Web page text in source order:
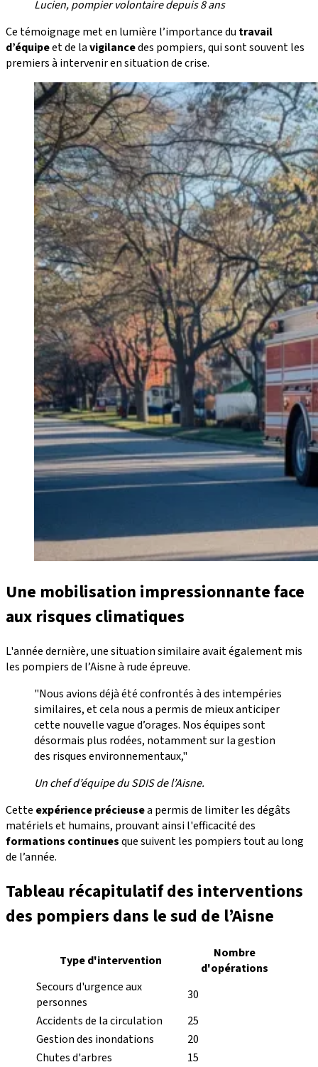
Lucien, pompier volontaire depuis 8 ans
Ce témoignage met en lumière l’importance du travail
d’équipeet de lavigilancedes pompiers, qui sont souvent les
premiers à intervenir en situation de crise.
Une mobilisation impressionnante face
aux risques climatiques
L'année dernière, une situation similaire avait également mis
les pompiers de l’Aisne à rude épreuve.
"Nous avions déjà été confrontés à des intempéries
similaires, et cela nous a permis de mieux anticiper
cette nouvelle vague d’orages. Nos équipes sont
désormais plus rodées, notamment sur la gestion
des risques environnementaux,"
Un chef d’équipe du SDIS de l’Aisne.
Cette expérience précieusea permis de limiter les dégâts
matériels et humains, prouvant ainsi l'efficacité des
formations continuesque suivent les pompiers tout au long
de l’année.
Tableau récapitulatif des interventions
des pompiers dans le sud de l’Aisne
Type d'intervention
Nombre
d'opérations
Secours d'urgence aux
personnes
30
Accidents de la circulation
25
Gestion des inondations
20
Chutes d'arbres
15